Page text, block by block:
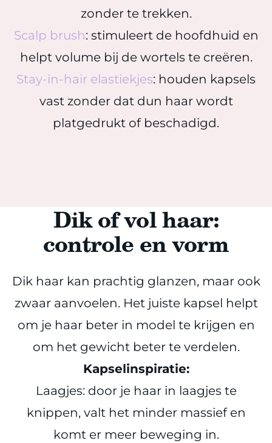
zonder te trekken.
Scalp brush: stimuleert de hoofdhuid en
helpt volume bij de wortels te creëren.
Stay-in-hair elastiekjes: houden kapsels
vast zonder dat dun haar wordt
platgedrukt of beschadigd.
Dik of vol haar:
controle en vorm
Dik haar kan prachtig glanzen, maar ook
zwaar aanvoelen. Het juiste kapsel helpt
om je haar beter in model te krijgen en
om het gewicht beter te verdelen.
Kapselinspiratie:
Laagjes: door je haar in laagjes te
knippen, valt het minder massief en
komt er meer beweging in.